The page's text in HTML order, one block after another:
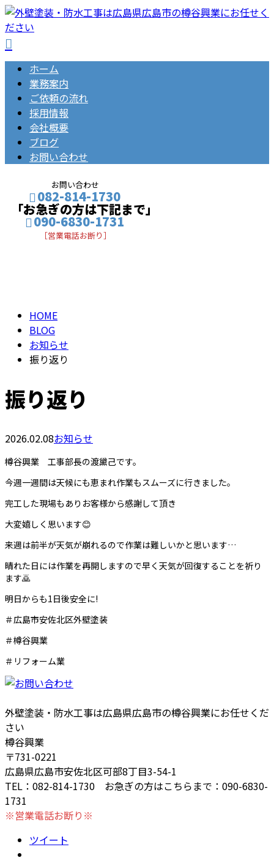
ホーム
業務案内
ご依頼の流れ
採用情報
会社概要
ブログ
お問い合わせ
お問い合わせ
082-814-1730
「お急ぎの方は下記まで」
090-6830-1731
［営業電話お断り］
HOME
BLOG
お知らせ
振り返り
振り返り
2026.02.08お知らせ
樽谷興業 工事部長の渡黛己です。
今週一週間は天候にも恵まれ作業もスムーズに行きました。
完工した現場もありお客様から感謝して頂き
大変嬉しく思います😊
来週は前半が天気が崩れるので作業は難しいかと思います…
晴れた日には作業を再開しますので早く天気が回復することを祈り
ます🙇
明日からも1日後安全に!
＃広島市安佐北区外壁塗装
＃樽谷興業
＃リフォーム業
外壁塗装・防水工事は広島県広島市の樽谷興業にお任せくだ
さい
樽谷興業
〒731-0221
広島県広島市安佐北区可部8丁目3-54-1
TEL：082-814-1730 お急ぎの方はこちらまで：090-6830-
1731
※営業電話お断り※
ツイート